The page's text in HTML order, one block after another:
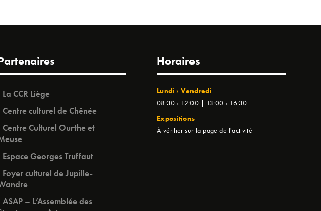
La CCR Liège
Centre culturel de Chênée
Centre Culturel Ourthe et
Espace Georges Truffaut
Foyer culturel de Jupille-
ASAP – L’Assemblée des
Horaires
Lundi › Vendredi
08:30 › 12:00 | 13:00 › 16:30
Expositions
À vérifier sur la page de l'activité